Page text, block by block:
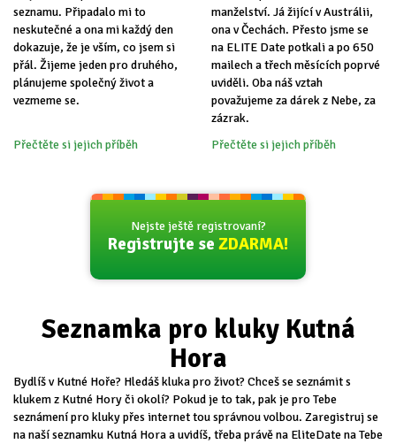
seznamu. Připadalo mi to
neskutečné a ona mi každý den
dokazuje, že je vším, co jsem si
přál. Žijeme jeden pro druhého,
plánujeme společný život a
vezmeme se.
Přečtěte si jejich příběh
manželství. Já žijící v Austrálii,
ona v Čechách. Přesto jsme se
na ELITE Date potkali a po 650
mailech a třech měsících poprvé
uviděli. Oba náš vztah
považujeme za dárek z Nebe, za
zázrak.
Přečtěte si jejich příběh
Nejste ještě registrovaní?
Registrujte se ZDARMA!
Seznamka pro kluky Kutná
Hora
Bydlíš v Kutné Hoře? Hledáš kluka pro život? Chceš se seznámit s
klukem z Kutné Hory či okolí? Pokud je to tak, pak je pro Tebe
seznámení pro kluky přes internet tou správnou volbou. Zaregistruj se
na naší seznamku Kutná Hora a uvidíš, třeba právě na EliteDate na Tebe